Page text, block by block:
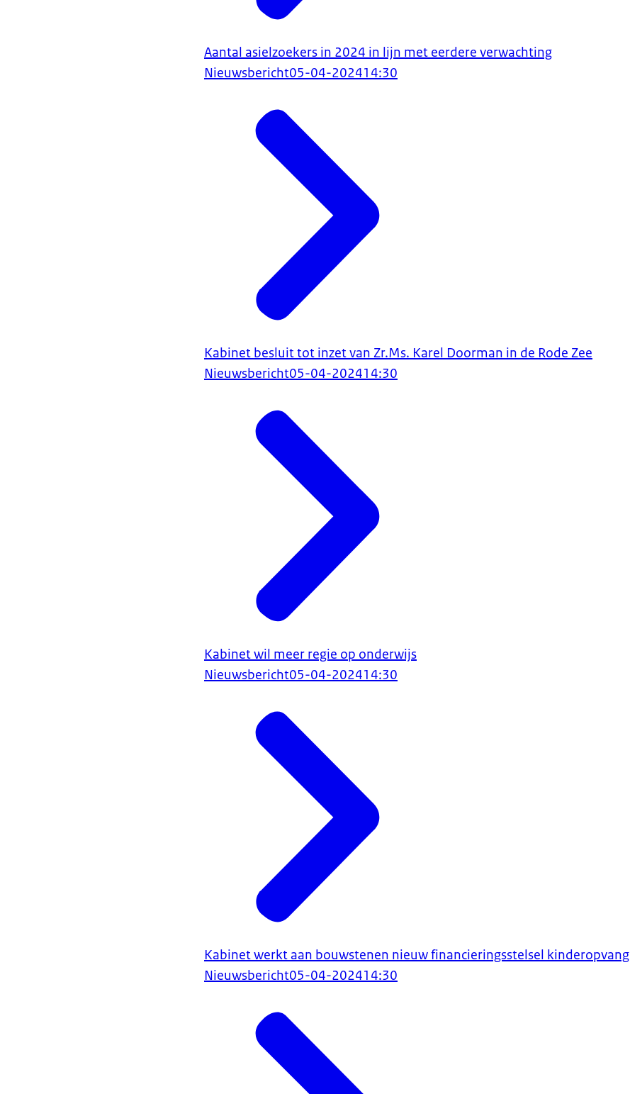
Aantal asielzoekers in 2024 in lijn met eerdere verwachting
Nieuwsbericht05-04-202414:30
Kabinet besluit tot inzet van Zr.Ms. Karel Doorman in de Rode Zee
Nieuwsbericht05-04-202414:30
Kabinet wil meer regie op onderwijs
Nieuwsbericht05-04-202414:30
Kabinet werkt aan bouwstenen nieuw financieringsstelsel kinderopvang
Nieuwsbericht05-04-202414:30